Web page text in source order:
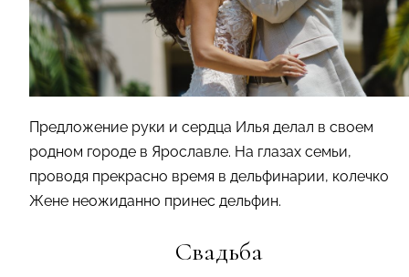
Предложение руки и сердца Илья делал в своем
родном городе в Ярославле. На глазах семьи,
проводя прекрасно время в дельфинарии, колечко
Жене неожиданно принес дельфин.
Свадьба